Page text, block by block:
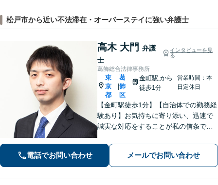
松戸市から近い不法滞在・オーバーステイに強い弁護士
高木 大門 弁護
士
インタビューを見
る
葛飾総合法律事務所
東
京
都
葛
飾
区
金町駅から
徒歩1分
営業時間：本
日定休日
【金町駅徒歩1分】【自治体での勤務経
験あり】お気持ちに寄り添い、迅速で
誠実な対応をすることが私の信条で
し、最高のリーガルサービスをご提供
します。お気軽にご相談ください【初
回面談30分無料】【平日夜間対応可】
電話でお問い合わせ メールでお問い合わせ